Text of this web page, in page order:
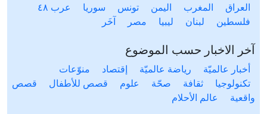
العراق
المغرب اليمن تونس سوريا
عرب ٤٨
فلسطين
لبنان ليبيا مصر آخَر
آخر الاخبار حسب الموضوع
أخبار عالميّة رياضة عالميّة إقتصاد
منوّعات
تكنولوجيا
ثقافة صحّة علوم قصص للأطفال
قصص
واقعية
عالم الأحلام